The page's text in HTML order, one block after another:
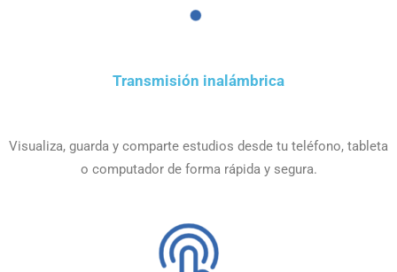
Transmisión inalámbrica
Visualiza, guarda y comparte estudios desde tu teléfono, tableta
o computador de forma rápida y segura.